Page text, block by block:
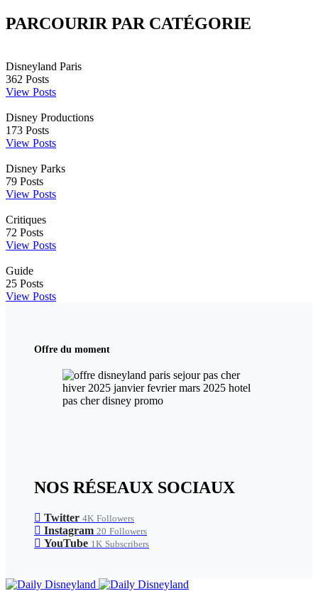
PARCOURIR PAR CATÉGORIE
Disneyland Paris
362 Posts
View Posts
Disney Productions
173 Posts
View Posts
Disney Parks
79 Posts
View Posts
Critiques
72 Posts
View Posts
Guide
25 Posts
View Posts
Offre du moment
NOS RÉSEAUX SOCIAUX
Twitter 4K Followers
Instagram 20 Followers
YouTube 1K Subscribers